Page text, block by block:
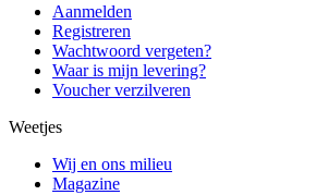
Aanmelden
Registreren
Wachtwoord vergeten?
Waar is mijn levering?
Voucher verzilveren
Weetjes
Wij en ons milieu
Magazine